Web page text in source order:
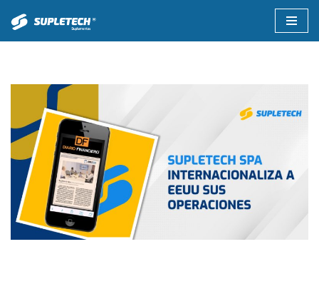
Saltar